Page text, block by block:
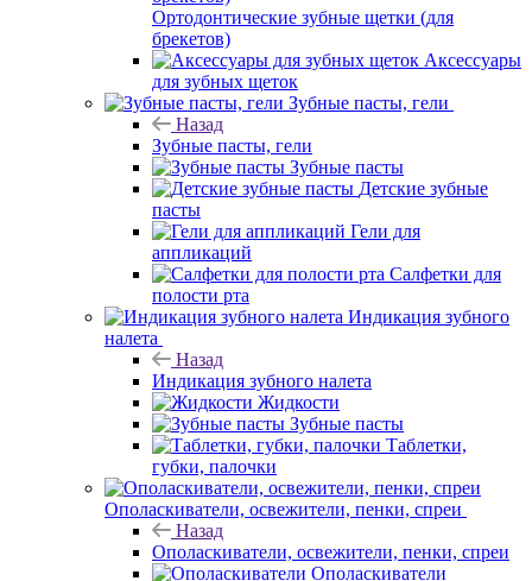
Ортодонтические зубные щетки (для
брекетов)
Аксессуары
для зубных щеток
Зубные пасты, гели
Назад
Зубные пасты, гели
Зубные пасты
Детские зубные
пасты
Гели для
аппликаций
Салфетки для
полости рта
Индикация зубного
налета
Назад
Индикация зубного налета
Жидкости
Зубные пасты
Таблетки,
губки, палочки
Ополаскиватели, освежители, пенки, спреи
Назад
Ополаскиватели, освежители, пенки, спреи
Ополаскиватели